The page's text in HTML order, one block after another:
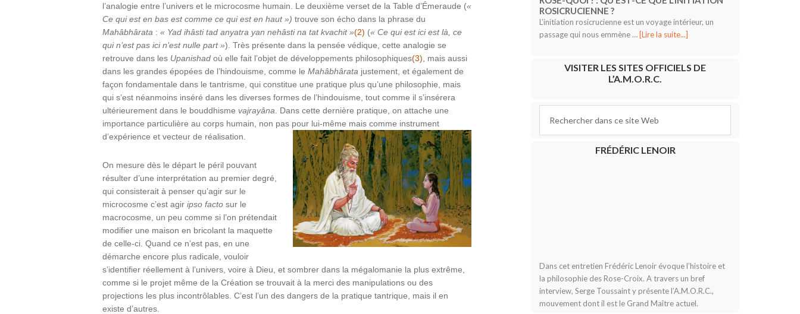
l’analogie entre l’univers et le microcosme humain. Le deuxième verset de la Table d’Émeraude («
Ce qui est en bas est comme ce qui est en haut ») trouve son écho dans la phrase du
Mahâbhârata : « Yad ihâsti tad anyatra yan nehâsti na tat kvachit »(2) (« Ce qui est ici est là, ce
qui n’est pas ici n’est nulle part »). Très présente dans la pensée védique, cette analogie se
retrouve dans les Upanishad où elle fait l’objet de développements philosophiques(3) , mais aussi
dans les grandes épopées de l’hindouisme, comme le Mahâbhârata justement, et également de
façon fondamentale dans le tantrisme, qui constitue une pratique plus qu’une philosophie, mais
qui s’est néanmoins inséré dans les diverses formes de l’hindouisme, tout comme il s’insérera
ultérieurement dans le bouddhisme vajrayâna . Dans cette dernière pratique, on attache une
importance particulière au corps humain, non pas pour lui-même mais comme instrument
d’expérience et vecteur de réalisation.
On mesure dès le départ le péril pouvant
résulter d’une interprétation au premier degré,
qui consisterait à penser qu’agir sur le
microcosme c’est agir ipso facto sur le
macrocosme, un peu comme si l’on prétendait
modifier une maison en bricolant la maquette
de celle-ci. Quand ce n’est pas, en une
démarche encore plus radicale, vouloir
s’identifier réellement à l’univers, voire à Dieu, et sombrer dans la mégalomanie la plus extrême,
comme si le projet même de la Création se trouvait à la merci des manipulations ou des
projections les plus incontrôlables. C’est l’un des dangers de la pratique tantrique, mais il en
existe d’autres.
ROSICRUCIENNE ?
L’initiation rosicrucienne est un voyage intérieur, un
passage qui nous emmène … [Lire la suite...]
VISITER LES SITES OFFICIELS DE
L’A.M.O.R.C.
FRÉDÉRIC LENOIR
Dans cet entretien Frédéric Lenoir évoque l’histoire et
la philosophie des Rose-Croix. A travers un bref
interview, Serge Toussaint y présente l’A.M.O.R.C.,
mouvement dont il est le Grand Maître actuel.